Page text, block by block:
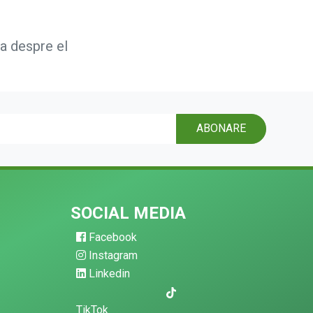
despre el
ABONARE
SOCIAL MEDIA
Facebook
Instagram
Linkedin
TikTok